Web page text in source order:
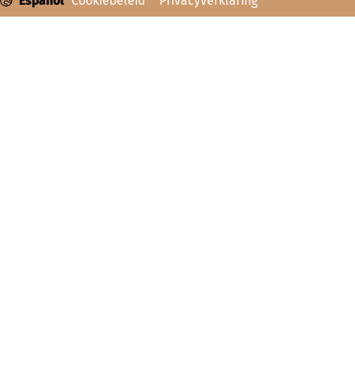
FacebookYouTube